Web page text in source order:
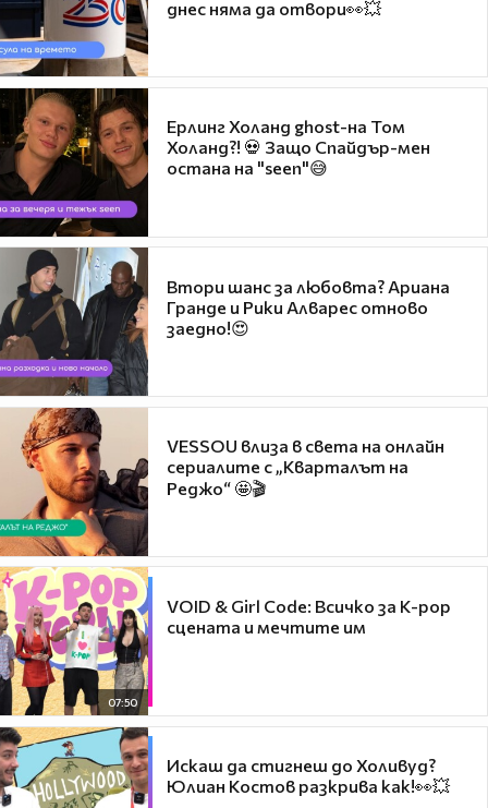
днес няма да отвори👀💥
Ерлинг Холанд ghost-на Том
Холанд?! 💀 Защо Спайдър-мен
остана на "seen"😅
Втори шанс за любовта? Ариана
Гранде и Рики Алварес отново
заедно!😍
VESSOU влиза в света на онлайн
сериалите с „Кварталът на
Реджо“ 🤩🎬
07:50
VOID & Girl Code: Всичко за K-pop
сцената и мечтите им
Искаш да стигнеш до Холивуд?
Юлиан Костов разкрива как!👀💥